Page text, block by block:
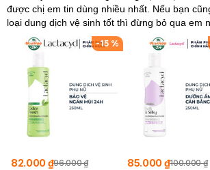
được chị em tin dùng nhiều nhất. Nếu bạn
loại dung dịch vệ sinh tốt thì đừng bỏ qua em
-15%
82.000 ₫96.000 ₫ 85.000 ₫100.000 ₫